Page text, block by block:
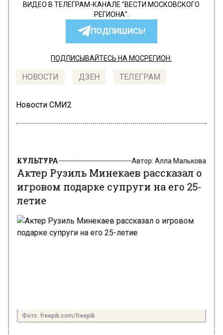
ВИДЕО В ТЕЛЕГРАМ-КАНАЛЕ "ВЕСТИ МОСКОВСКОГО
РЕГИОНА".
ПОДПИШИСЬ!
ПОДПИСЫВАЙТЕСЬ НА МОСРЕГИОН:
НОВОСТИ ДЗЕН ТЕЛЕГРАМ
Новости СМИ2
КУЛЬТУРА Автор: Алла Малькова
Актер Рузиль Минекаев рассказал о
игровом подарке супруги на его 25-
летие
Фото: freepik.com/freepik